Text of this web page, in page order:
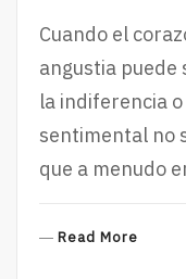
Cuando el
angustia puede
la indiferencia
sentimental no
que a menudo
Read More